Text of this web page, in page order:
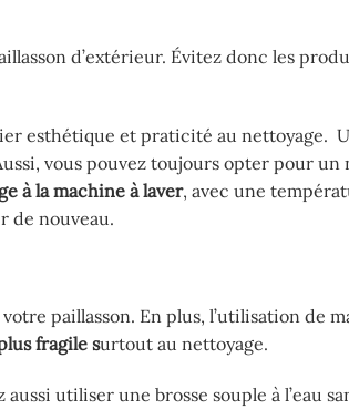
d’extérieur. Évitez donc les
esthétique et praticité au nettoyage.
vous pouvez toujours opter pour un
à la machine à laver, avec une
de nouveau.
paillasson. En plus, l’utilisation de
fragile surtout au nettoyage.
utiliser une brosse souple à l’eau